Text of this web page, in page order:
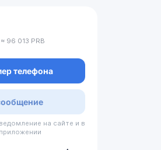
96 013 PRB
телефона
на сайте и в